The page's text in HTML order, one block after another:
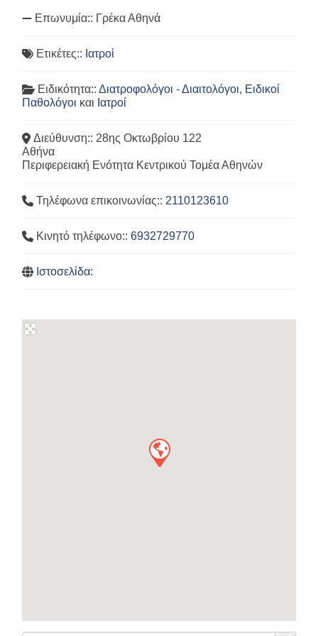
Επωνυμία:: Γρέκα Αθηνά
Ετικέτες:: Ιατροί
Ειδικότητα::Διατροφολόγοι - Διαιτολόγοι, Ειδικοί
Παθολόγοι και Ιατροί
Διεύθυνση:: 28ης Οκτωβρίου 122
Αθήνα
Περιφερειακή Ενότητα Κεντρικού Τομέα Αθηνών
Τηλέφωνα επικοινωνίας:: 2110123610
Κινητό τηλέφωνο::6932729770
Ιστοσελίδα: